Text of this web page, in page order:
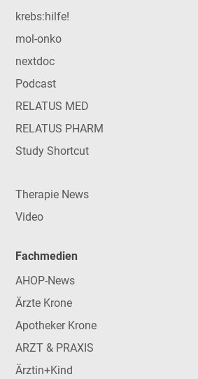
krebs:hilfe!
mol-onko
nextdoc
Podcast
RELATUS MED
RELATUS PHARM
Study Shortcut
Therapie News
Video
Fachmedien
AHOP-News
Ärzte Krone
Apotheker Krone
ARZT & PRAXIS
Ärztin+Kind